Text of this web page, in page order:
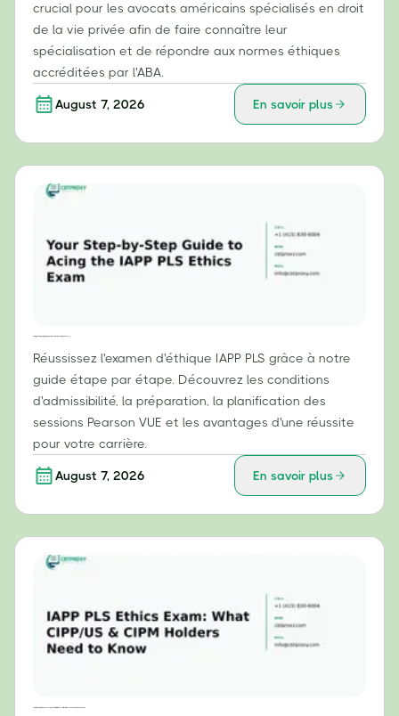
crucial pour les avocats américains spécialisés en droit
de la vie privée afin de faire connaître leur
spécialisation et de répondre aux normes éthiques
accréditées par l'ABA.
August 7, 2026 En savoir plus
Réussissez l'examen d'éthique IAPP PLS grâce à notre
guide étape par étape. Découvrez les conditions
d'admissibilité, la préparation, la planification des
sessions Pearson VUE et les avantages d'une réussite
pour votre carrière.
August 7, 2026 En savoir plus